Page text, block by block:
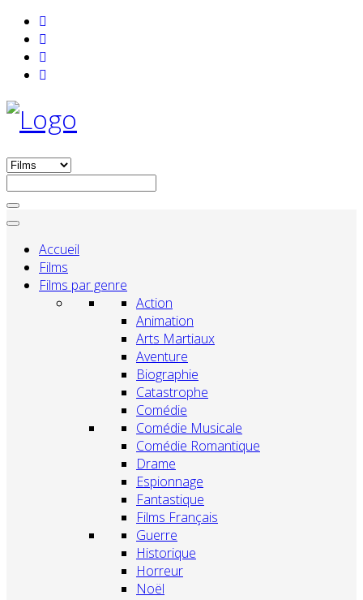
Accueil
Films
Films par genre
Action
Animation
Arts Martiaux
Aventure
Biographie
Catastrophe
Comédie
Comédie Musicale
Comédie Romantique
Drame
Espionnage
Fantastique
Films Français
Guerre
Historique
Horreur
Noël